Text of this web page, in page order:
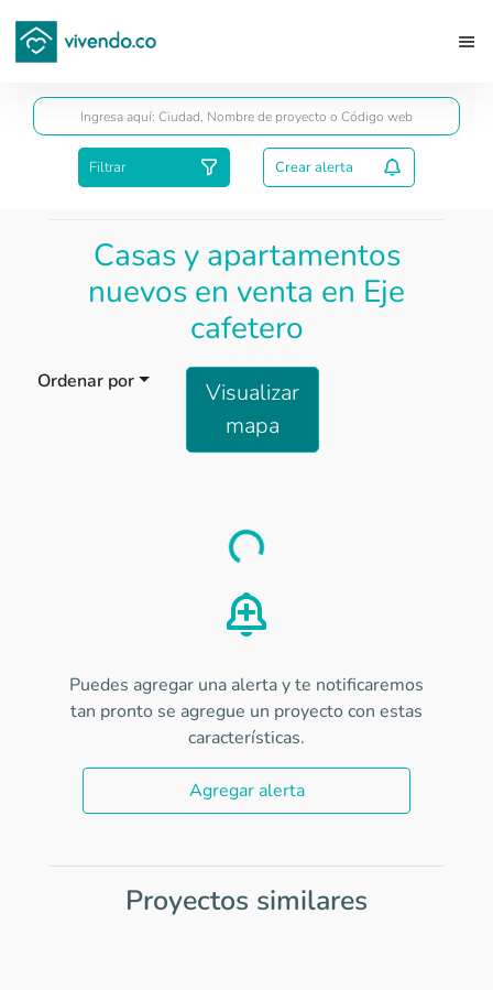
Filtrar Crear alerta
Casas y apartamentos
nuevos en venta en Eje
cafetero
Ordenar por
Visualizar
mapa
Load
Puedes agregar una alerta y te notificaremos
tan pronto se agregue un proyecto con estas
características.
Agregar alerta
Proyectos similares
Guardar